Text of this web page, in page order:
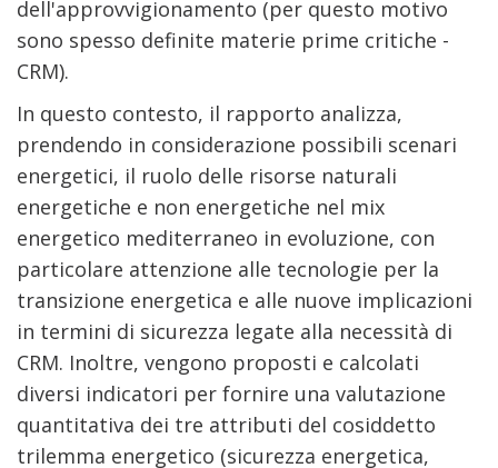
dell'approvvigionamento (per questo motivo
sono spesso definite materie prime critiche -
CRM).
In questo contesto, il rapporto analizza,
prendendo in considerazione possibili scenari
energetici, il ruolo delle risorse naturali
energetiche e non energetiche nel mix
energetico mediterraneo in evoluzione, con
particolare attenzione alle tecnologie per la
transizione energetica e alle nuove implicazioni
in termini di sicurezza legate alla necessità di
CRM. Inoltre, vengono proposti e calcolati
diversi indicatori per fornire una valutazione
quantitativa dei tre attributi del cosiddetto
trilemma energetico (sicurezza energetica,